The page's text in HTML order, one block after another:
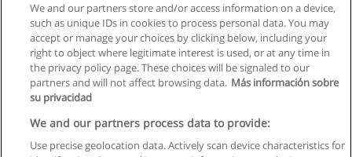
Następne
z2
We and our partners store and/or access information on a device,
such as unique IDs in cookies to process personal data. You may
accept or manage your choices by clicking below, including your
right to object where legitimate interest is used, or at any time in
the privacy policy page. These choices will be signaled to our
partners and will not affect browsing data. Más información sobre
su privacidad
We and our partners process data to provide:
Use precise geolocation data. Actively scan device characteristics for